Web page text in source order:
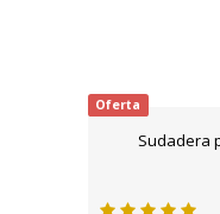
Oferta
Sudadera